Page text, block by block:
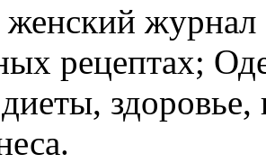
журнал
рецептах;
диеты,